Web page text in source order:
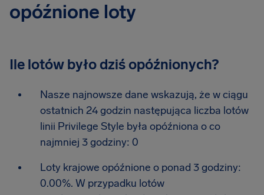
opóźnione loty
Ile lotów było dziś opóźnionych?
Nasze najnowsze dane wskazują, że w ciągu
ostatnich 24 godzin następująca liczba lotów
linii Privilege Style była opóźniona o co
najmniej 3 godziny: 0
Loty krajowe opóźnione o ponad 3 godziny:
0.00%. W przypadku lotów